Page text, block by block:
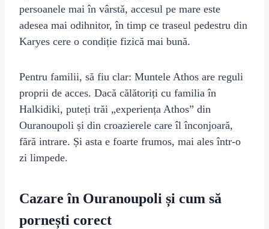
persoanele mai în vârstă, accesul pe mare este
adesea mai odihnitor, în timp ce traseul pedestru din
Karyes cere o condiție fizică mai bună.
Pentru familii, să fiu clar: Muntele Athos are reguli
proprii de acces. Dacă călătoriți cu familia în
Halkidiki, puteți trăi „experiența Athos” din
Ouranoupoli și din croazierele care îl înconjoară,
fără intrare. Și asta e foarte frumos, mai ales într‑o
zi limpede.
Cazare în Ouranoupoli și cum să
pornești corect